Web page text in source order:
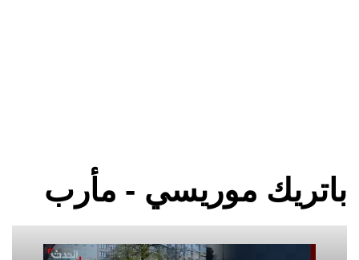
باتريك موريسي - مأرب